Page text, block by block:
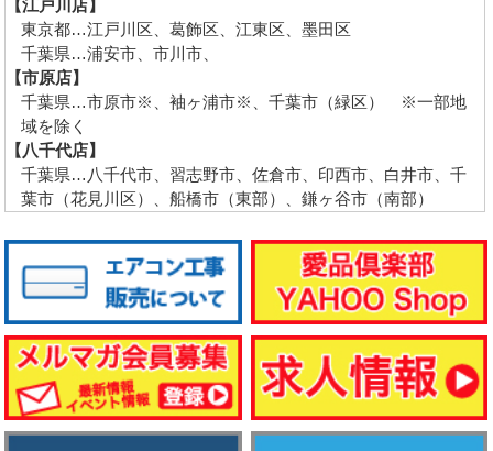
【江戸川店】
東京都…江戸川区、葛飾区、江東区、墨田区
千葉県…浦安市、市川市、
【市原店】
千葉県…市原市※、袖ヶ浦市※、千葉市（緑区） ※一部地
域を除く
【八千代店】
千葉県…八千代市、習志野市、佐倉市、印西市、白井市、千
葉市（花見川区）、船橋市（東部）、鎌ヶ谷市（南部）